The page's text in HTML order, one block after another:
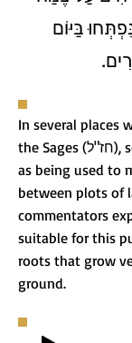
בַּיּוֹם
In several places
the Sages (חז"ל), squills are mentioned
as being used to
between plots of
commentators
suitable for this
roots that grow
ground.